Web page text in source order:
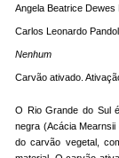
Angela Beatrice Dewes
Carlos Leonardo
Nenhum
Carvão ativado.
O Rio Grande do Sul
negra (Acácia
do carvão vegetal,